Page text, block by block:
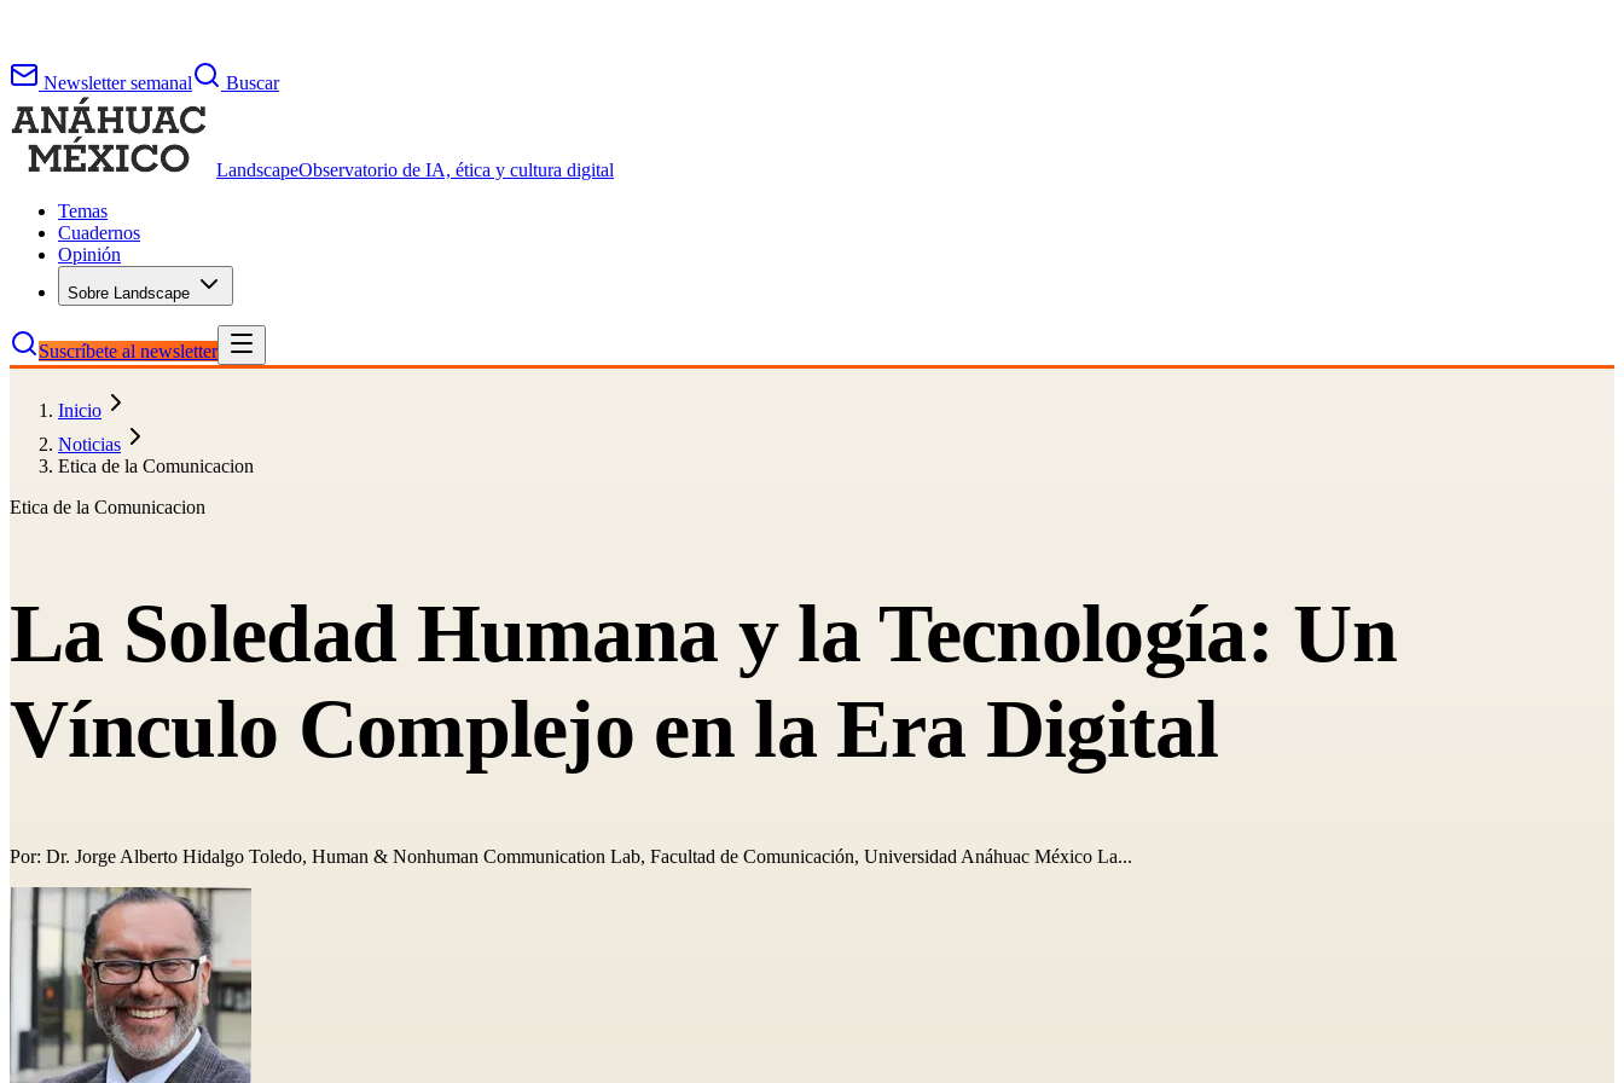
Newsletter semanal Buscar
LandscapeObservatorio de IA, ética y cultura digital
Temas
Cuadernos
Opinión
Sobre Landscape
Suscríbete al newsletter
Inicio
Noticias
Etica de la Comunicacion
Etica de la Comunicacion
La Soledad Humana y la Tecnología: Un
Vínculo Complejo en la Era Digital
Por: Dr. Jorge Alberto Hidalgo Toledo, Human & Nonhuman Communication Lab, Facultad de Comunicación, Universidad Anáhuac México La...